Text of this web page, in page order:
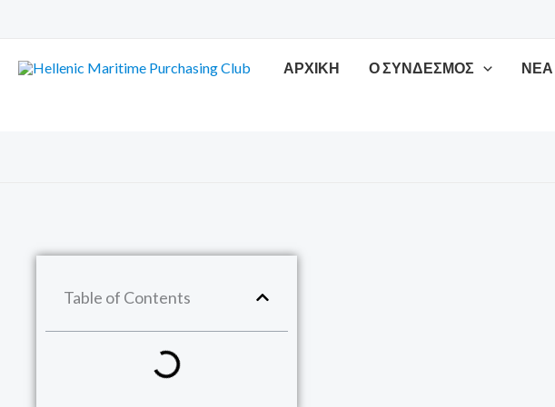
περιεχόμενο
ΑΡΧΙΚΗ Ο ΣΥΝΔΕΣΜΟΣ ΝΕΑ
Table of Contents